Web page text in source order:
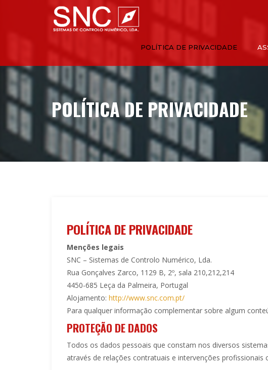
POLÍTICA DE PRIVACIDADE
POLÍTICA DE PRIVACIDADE
POLÍTICA DE PRIVACIDADE
Menções legais
SNC – Sistemas de Controlo Numérico, Lda.
Rua Gonçalves Zarco, 1129 B, 2º, sala 210,212,214
4450-685 Leça da Palmeira, Portugal
Alojamento: http://www.snc.com.pt/
Para qualquer informação complementar sobre algum
PROTEÇÃO DE DADOS
Todos os dados pessoais que constam nos diversos
através de relações contratuais e intervenções